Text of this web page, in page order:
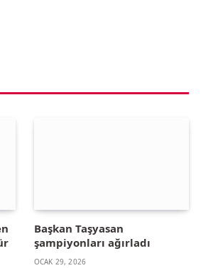
Başkan Taşyasan
şampiyonları ağırladı
OCAK 29, 2026